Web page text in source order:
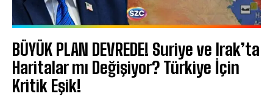
BÜYÜK PLAN DEVREDE! Suriye ve Irak’ta
Haritalar mı Değişiyor? Türkiye İçin
Kritik Eşik!